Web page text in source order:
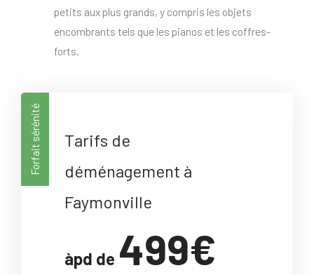
petits aux plus grands, y compris les objets
encombrants tels que les pianos et les coffres-
forts.
Forfait sérénité
Tarifs de
déménagement à
Faymonville
àpd de 499€